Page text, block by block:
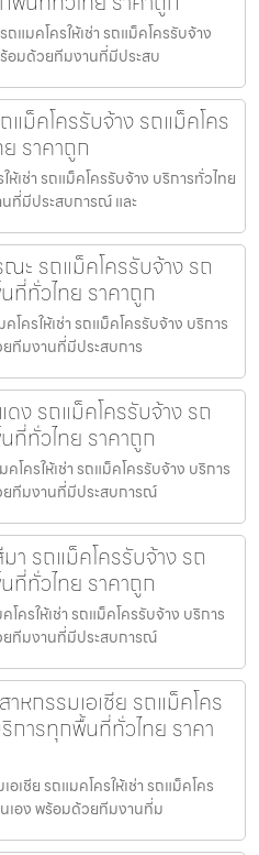
แมคโครให้เช่า รถแม็คโครรับจ้าง
ร้อมด้วยทีมงานที่มีประสบ
ม็คโครรับจ้าง รถแม็คโคร
ราคาถูก
เช่า รถแม็คโครรับจ้าง บริการทั่วไทย
ที่มีประสบการณ์ และ
ณะ รถแม็คโครรับจ้าง รถ
ที่ทั่วไทย ราคาถูก
โครให้เช่า รถแม็คโครรับจ้าง บริการ
ยทีมงานที่มีประสบการ
ดง รถแม็คโครรับจ้าง รถ
ที่ทั่วไทย ราคาถูก
โครให้เช่า รถแม็คโครรับจ้าง บริการ
ยทีมงานที่มีประสบการณ์
า รถแม็คโครรับจ้าง รถ
ที่ทั่วไทย ราคาถูก
โครให้เช่า รถแม็คโครรับจ้าง บริการ
ยทีมงานที่มีประสบการณ์
หกรรมเอเชีย รถแม็คโคร
การทุกพื้นที่ทั่วไทย ราคา
เชีย รถแมคโครให้เช่า รถแม็คโคร
นเอง พร้อมด้วยทีมงานที่ม